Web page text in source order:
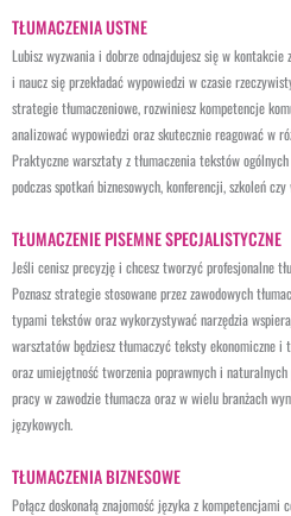
TŁUMACZENIA USTNE
Lubisz wyzwania i dobrze odnajdujesz się w kontakcie
i naucz się przekładać wypowiedzi w czasie
strategie tłumaczeniowe, rozwiniesz kompetencje
analizować wypowiedzi oraz skutecznie reagować w
Praktyczne warsztaty z tłumaczenia tekstów
podczas spotkań biznesowych, konferencji, szkoleń
TŁUMACZENIE PISEMNE SPECJALISTYCZNE
Jeśli cenisz precyzję i chcesz tworzyć profesjonalne
Poznasz strategie stosowane przez zawodowych
typami tekstów oraz wykorzystywać narzędzia
warsztatów będziesz tłumaczyć teksty ekonomiczne
oraz umiejętność tworzenia poprawnych i naturalnych
pracy w zawodzie tłumacza oraz w wielu branżach
językowych.
TŁUMACZENIA BIZNESOWE
Połącz doskonałą znajomość języka z kompetencjami